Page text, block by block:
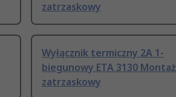
zatrzaskowy
Wyłącznik termiczny 2A 1-
biegunowy ETA 3130 Montaż
zatrzaskowy